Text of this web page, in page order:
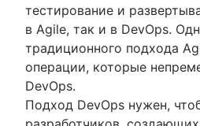
тестирование и
в Agile, так и в DevOps.
традиционного подхода
операции, которые
DevOps.
Подход DevOps нужен,